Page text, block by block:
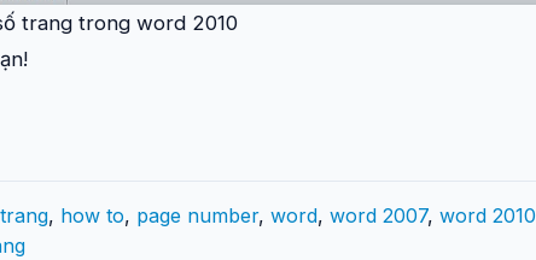
trang trong word 2010
, how to, page number,word,word 2007,word 2010